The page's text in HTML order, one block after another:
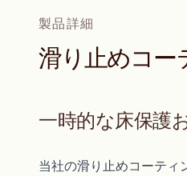
製品詳細
滑り 止めコー
一時的な床保護
当社の滑り止めコーティ